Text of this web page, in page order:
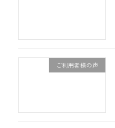
ご利用者様の声